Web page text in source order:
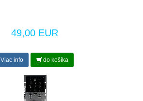
49,00 EUR
Viac info do košíka